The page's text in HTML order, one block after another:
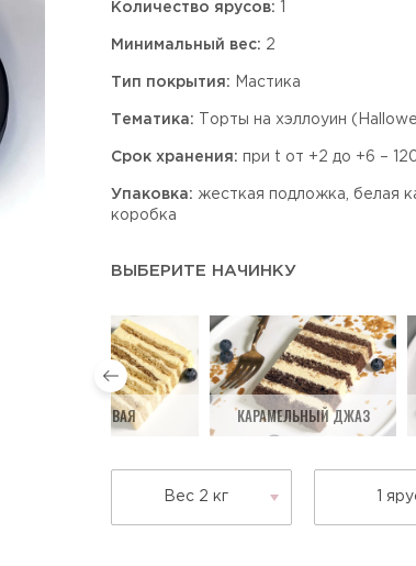
Количество ярусов:
Минимальный вес: 2
Тип покрытия: Мастика
Тематика: Торты на хэллоуин
Срок хранения: при t от +2 до +6 –
Упаковка: жесткая подложка, белая
коробка
ВЫБЕРИТЕ НАЧИНКУ
МЕДОВАЯ КАРАМЕЛЬНЫЙ ДЖАЗ
Вес 2 кг 1